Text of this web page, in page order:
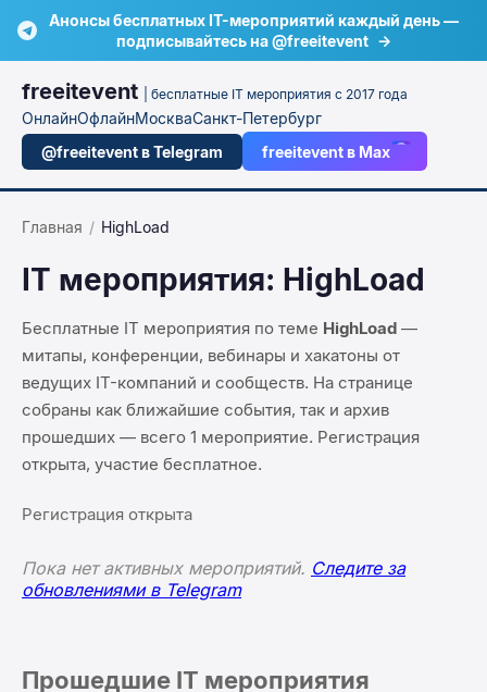
Анонсы бесплатных IT-мероприятий каждый день —
подписывайтесь на @freeitevent →
freeitevent | бесплатные IT мероприятия с 2017 года
ОнлайнОфлайнМоскваСанкт-Петербург
@freeitevent в Telegram
freeitevent в Max
Главная / HighLoad
IT мероприятия: HighLoad
Бесплатные IT мероприятия по теме HighLoad —
митапы, конференции, вебинары и хакатоны от
ведущих IT-компаний и сообществ. На странице
собраны как ближайшие события, так и архив
прошедших — всего 1 мероприятие. Регистрация
открыта, участие бесплатное.
Регистрация открыта
Пока нет активных мероприятий. Следите за
обновлениями в Telegram
Прошедшие IT мероприятия